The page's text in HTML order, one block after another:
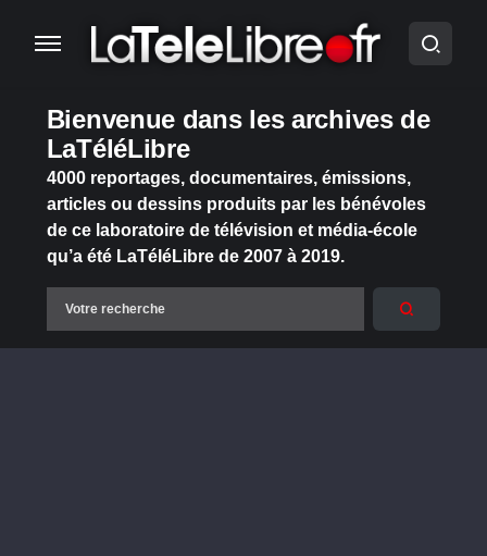
Bienvenue dans les archives de
LaTéléLibre
4000 reportages, documentaires, émissions,
articles ou dessins produits par les bénévoles
de ce laboratoire de télévision et média-école
qu’a été LaTéléLibre de 2007 à 2019.